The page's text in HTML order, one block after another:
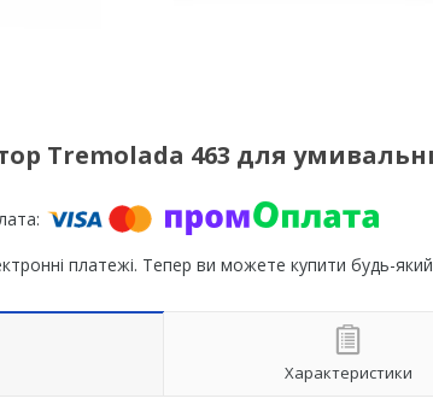
Tremolada 463 для
платежі. Тепер ви можете купити будь-
Характеристики